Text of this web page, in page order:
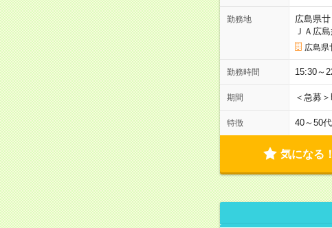
勤務地
広島県
ＪＡ広
広島県
勤務時間 15:30～
期間 ＜急募
特徴 40～50
気になる！